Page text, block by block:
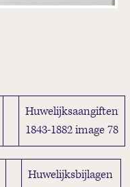
Huwelijksaangiften
1843-1882 image 78
Huwelijksbijlagen